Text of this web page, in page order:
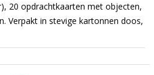
20 opdrachtkaarten met objecten,
Verpakt in stevige kartonnen doos,